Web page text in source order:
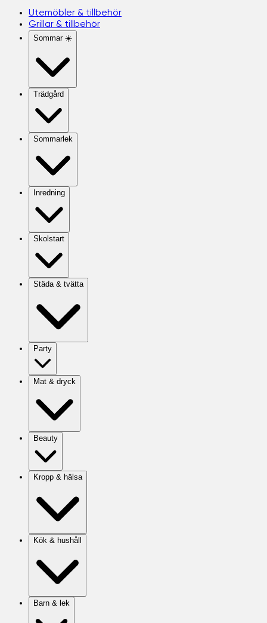
Utemöbler & tillbehör
Grillar & tillbehör
Sommar ☀️
Trädgård
Sommarlek
Inredning
Skolstart
Städa & tvätta
Party
Mat & dryck
Beauty
Kropp & hälsa
Kök & hushåll
Barn & lek